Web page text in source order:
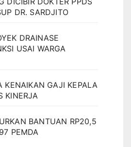
DR. SARDJITO
DRAINASE
USAI WARGA
KENAIKAN GAJI KEPALA
KINERJA
BANTUAN RP20,5
PEMDA